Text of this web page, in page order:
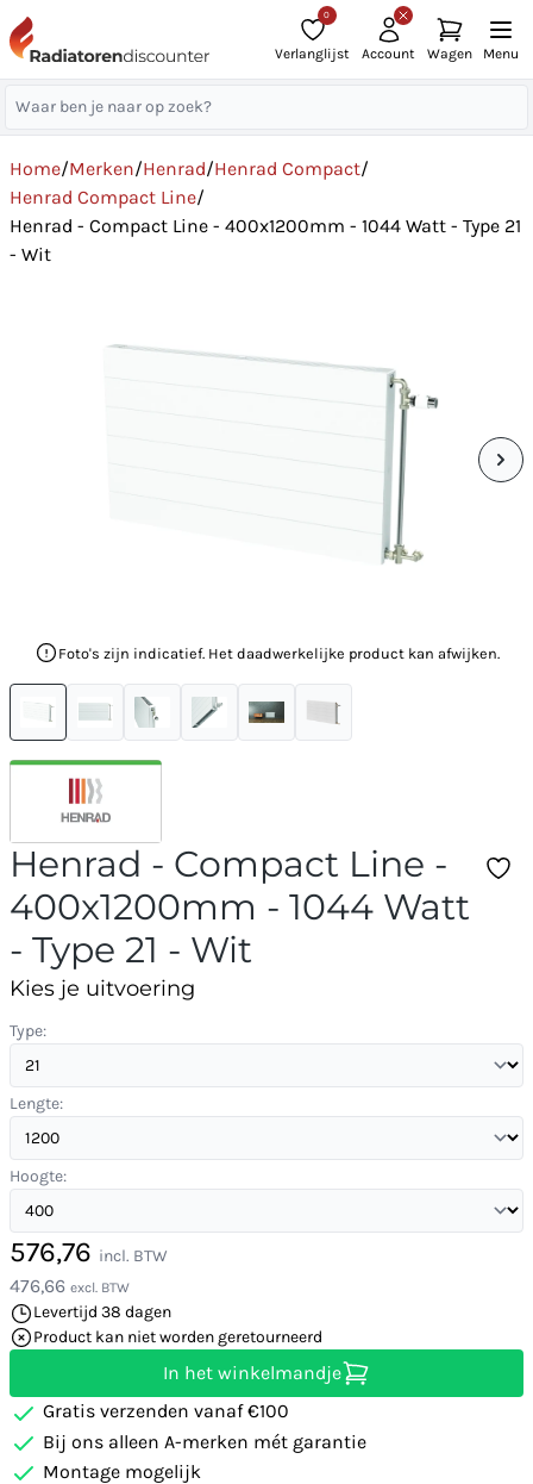
0
Verlanglijst Account Wagen Menu
Home/Merken/Henrad/Henrad Compact/
Henrad Compact Line/
Henrad - Compact Line - 400x1200mm - 1044 Watt - Type 21
- Wit
Foto's zijn indicatief. Het daadwerkelijke product kan afwijken.
Henrad - Compact Line -
400x1200mm - 1044 Watt
- Type 21 - Wit
Kies je uitvoering
Type:
Lengte:
Hoogte:
576,76 incl. BTW
476,66 excl. BTW
Levertijd 38 dagen
Product kan niet worden geretourneerd
In het winkelmandje
Gratis verzenden vanaf €100
Bij ons alleen A-merken mét garantie
Montage mogelijk